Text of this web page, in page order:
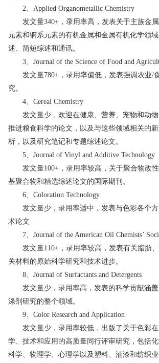
2、Applied Organometallic Chemistry
发文量340+，录用率高，发表关于主族金属
元素和锕系元素的有机金属和金属有机化学领
述、简短综述和通讯。
3、Journal of the Science of Food and
发文量780+，录用率偏低，发表强调农业/
究。
4、Cereal Chemistry
发文量少，欢迎在健康、营养、宠物和动物
推进粮食科学的论文，以及与这些领域相关的
析，以及研究笔记和专题综述论文。
5、Journal of Vinyl and Additive Technology
发文量100+，录用率较高，关于聚合物改性
基聚合物和精选综述论文的国际期刊。
6、Coloration Technology
发文量少，录用率适中，发表与色彩各个方
术论文
7、Journal of the American Oil Chemists’
发文量110+，录用率较高，发表有关脂肪、
关材料的原始科学研究和技术进步。
8、Journal of Surfactants and Detergents
发文量少，录用率高，发表的科学贡献涵盖
涤剂研究的整个领域。
9、Color Research and Application
发文量少，录用率较低，出版了关于色彩在
学、技术和应用的高质量同行评审研究，包括
科学、物理学、心理学以及塑料、油漆和纺织业